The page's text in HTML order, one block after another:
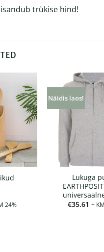
trükise hind!
24%
Näidis laos!
Lukuga
€35.61 +